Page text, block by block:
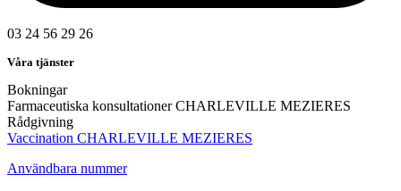
03 24 56 29 26
Våra tjänster
Bokningar
Farmaceutiska konsultationer CHARLEVILLE MEZIERES
Rådgivning
Vaccination CHARLEVILLE MEZIERES
Användbara nummer